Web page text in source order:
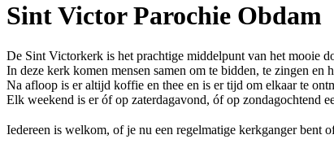
Sint Victor Parochie Obdam
De Sint Victorkerk is het prachtige middelpunt van het mooie
In deze kerk komen mensen samen om te bidden, te zingen
Na afloop is er altijd koffie en thee en is er tijd om elkaar te
Elk weekend is er óf op zaterdagavond, óf op zondagochtend
Iedereen is welkom, of je nu een regelmatige kerkganger